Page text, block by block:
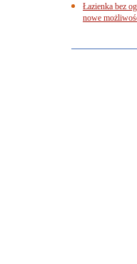
Łazienka bez
nowe